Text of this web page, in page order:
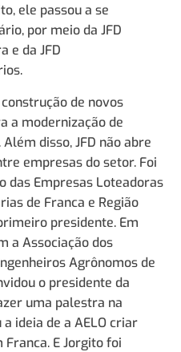
ele passou a se
por meio da JFD
e da JFD
de novos
a modernização de
disso, JFD não abre
empresas do setor. Foi
das Empresas Loteadoras
de Franca e Região
presidente. Em
a Associação dos
Agrônomos de
o presidente da
uma palestra na
ideia de a AELO criar
E Jorgito foi